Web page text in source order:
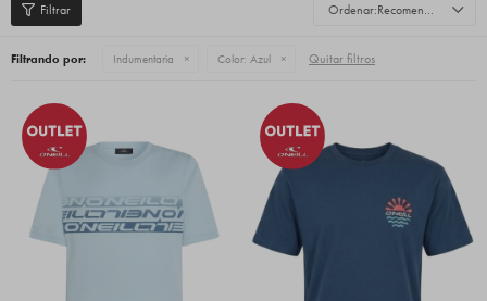
Recomendados
Filtrando por: Indumentaria Color: Azul Quitar filtros